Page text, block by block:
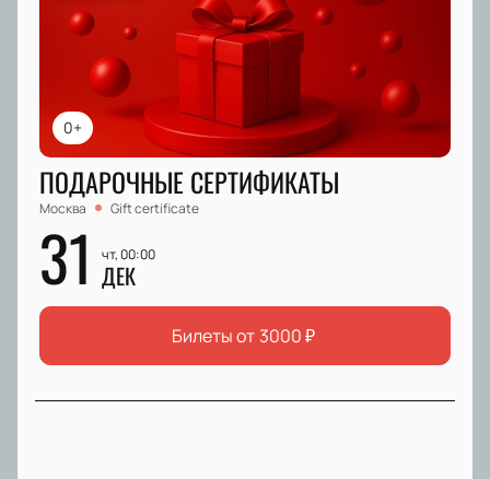
0+
ПОДАРОЧНЫЕ СЕРТИФИКАТЫ
Москва Gift certificate
31 чт, 00:00
ДЕК
Билеты от 3000₽